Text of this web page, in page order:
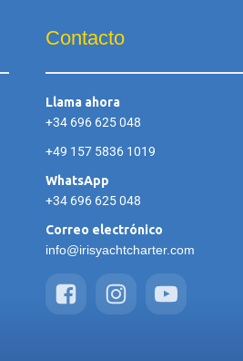
Contacto
Llama ahora
+34 696 625 048
+49 157 5836 1019
WhatsApp
+34 696 625 048
Correo electrónico
info@irisyachtcharter.com